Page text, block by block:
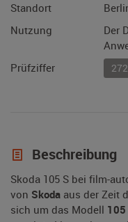
Standort
Nutzung
Der
Prüfziffer
Beschreibung
Skoda 105 S bei film-
von Skoda aus der Zeit
sich um das Modell 105